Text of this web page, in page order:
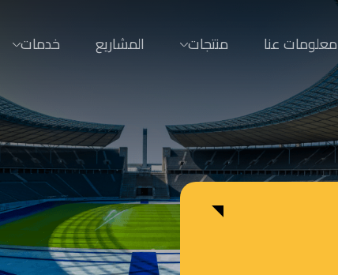
معلومات عنا منتجات المشاريع خدمات